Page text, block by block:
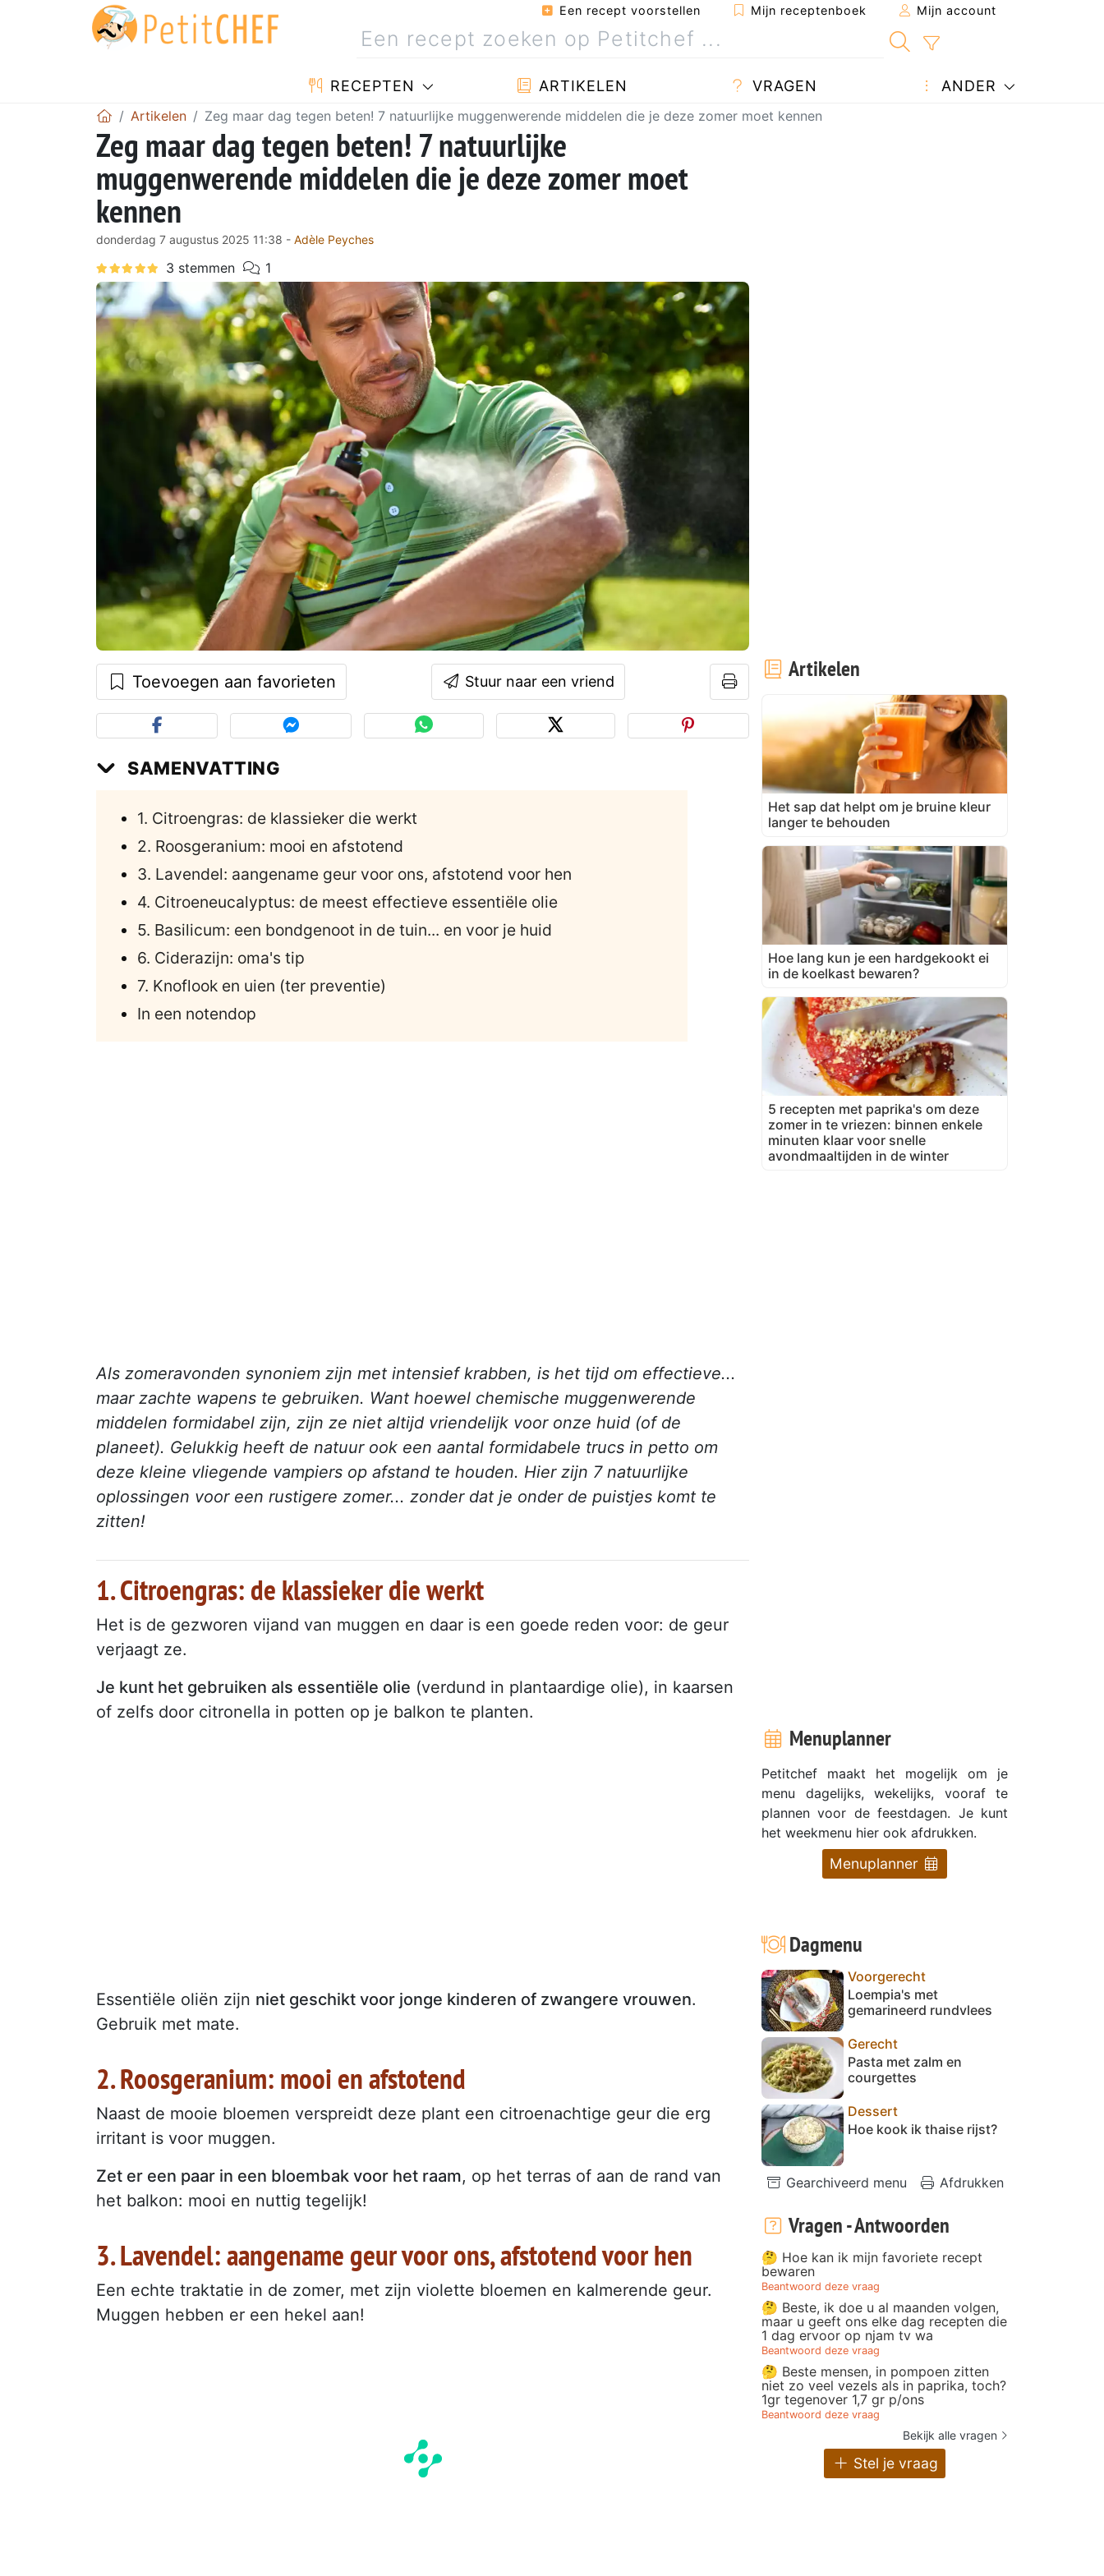
Een recept voorstellen Mijn receptenboek Mijn account
RECEPTEN ARTIKELEN VRAGEN ANDER
Artikelen Zeg maar dag tegen beten! 7 natuurlijke muggenwerende middelen die je deze zomer moet kennen
Zeg maar dag tegen beten! 7 natuurlijke
muggenwerende middelen die je deze zomer moet
kennen
donderdag 7 augustus 2025 11:38 - Adèle Peyches
Toevoegen aan favorieten Stuur naar een vriend
SAMENVATTING
1. Citroengras: de klassieker die werkt
2. Roosgeranium: mooi en afstotend
3. Lavendel: aangename geur voor ons, afstotend voor hen
4. Citroeneucalyptus: de meest effectieve essentiële olie
5. Basilicum: een bondgenoot in de tuin... en voor je huid
6. Ciderazijn: oma's tip
7. Knoflook en uien (ter preventie)
In een notendop
Als zomeravonden synoniem zijn met intensief krabben, is het tijd om effectieve...
maar zachte wapens te gebruiken. Want hoewel chemische muggenwerende
middelen formidabel zijn, zijn ze niet altijd vriendelijk voor onze huid (of de
planeet). Gelukkig heeft de natuur ook een aantal formidabele trucs in petto om
deze kleine vliegende vampiers op afstand te houden. Hier zijn 7 natuurlijke
oplossingen voor een rustigere zomer... zonder dat je onder de puistjes komt te
zitten!
1. Citroengras: de klassieker die werkt
Het is de gezworen vijand van muggen en daar is een goede reden voor: de geur
verjaagt ze.
Je kunt het gebruiken als essentiële olie (verdund in plantaardige olie), in kaarsen
of zelfs door citronella in potten op je balkon te planten.
Essentiële oliën zijn niet geschikt voor jonge kinderen of zwangere vrouwen.
Gebruik met mate.
2. Roosgeranium: mooi en afstotend
Naast de mooie bloemen verspreidt deze plant een citroenachtige geur die erg
irritant is voor muggen.
Zet er een paar in een bloembak voor het raam, op het terras of aan de rand van
het balkon: mooi en nuttig tegelijk!
3. Lavendel: aangename geur voor ons, afstotend voor hen
Een echte traktatie in de zomer, met zijn violette bloemen en kalmerende geur.
Muggen hebben er een hekel aan!
Artikelen
Het sap dat helpt om je bruine kleur
langer te behouden
Hoe lang kun je een hardgekookt ei
in de koelkast bewaren?
5 recepten met paprika's om deze
zomer in te vriezen: binnen enkele
minuten klaar voor snelle
avondmaaltijden in de winter
Menuplanner
Petitchef maakt het mogelijk om je
menu dagelijks, wekelijks, vooraf te
plannen voor de feestdagen. Je kunt
het weekmenu hier ook afdrukken.
Menuplanner
Dagmenu
Voorgerecht
Loempia's met
gemarineerd rundvlees
Gerecht
Pasta met zalm en
courgettes
Dessert
Hoe kook ik thaise rijst?
Gearchiveerd menu Afdrukken
Vragen - Antwoorden
🤔 Hoe kan ik mijn favoriete recept
bewaren
Beantwoord deze vraag
🤔 Beste, ik doe u al maanden volgen,
maar u geeft ons elke dag recepten die
1 dag ervoor op njam tv wa
Beantwoord deze vraag
🤔 Beste mensen, in pompoen zitten
niet zo veel vezels als in paprika, toch?
1gr tegenover 1,7 gr p/ons
Beantwoord deze vraag
Bekijk alle vragen
Stel je vraag